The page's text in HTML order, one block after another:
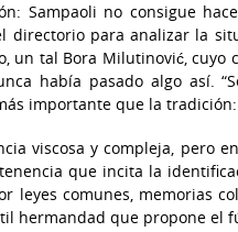
Sampaoli no consigue
directorio para analizar la
un tal Bora Milutinović,
había pasado algo así.
importante que la
viscosa y compleja, pero
que incita la
leyes comunes, memorias
hermandad que propone el